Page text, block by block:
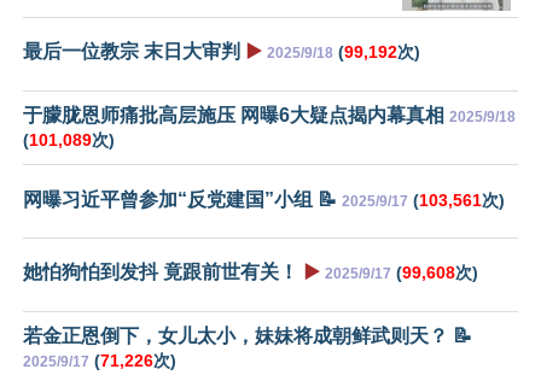
最后一位教宗 末日大审判 ▶️ 2025/9/18 (99,192次)
于朦胧恩师痛批高层施压 网曝6大疑点揭内幕真相 2025/9/18
(101,089次)
网曝习近平曾参加“反党建国”小组 📝 2025/9/17 (103,561次)
她怕狗怕到发抖 竟跟前世有关！ ▶️ 2025/9/17 (99,608次)
若金正恩倒下，女儿太小，妹妹将成朝鲜武则天？ 📝
2025/9/17 (71,226次)